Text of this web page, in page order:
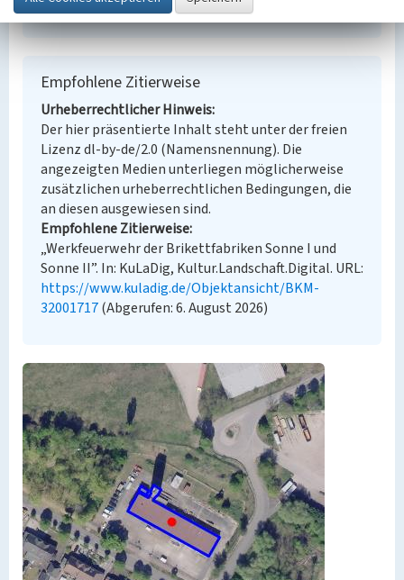
Empfohlene Zitierweise
Urheberrechtlicher Hinweis
Der hier präsentierte Inhalt steht unter der freien
Lizenz dl-by-de/2.0 (Namensnennung). Die
angezeigten Medien unterliegen möglicherweise
zusätzlichen urheberrechtlichen Bedingungen, die
an diesen ausgewiesen sind.
Empfohlene Zitierweise
„Werkfeuerwehr der Brikettfabriken Sonne I und
Sonne II”. In: KuLaDig, Kultur.Landschaft.Digital. URL:
https://www.kuladig.de/Objektansicht/BKM-
32001717(Abgerufen: 6. August 2026)